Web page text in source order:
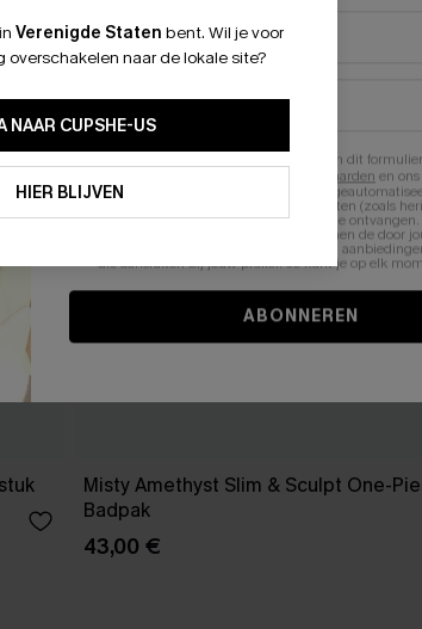
Misty Amethyst Slim & Sculpt One-
Badpak
43,00 €
Verenigde Staten bent. Wil je voor
overschakelen naar de lokale site?
NAAR CUPSHE-US
HIER BLIJVEN
Door je contactgegevens in te vullen en dit
Algemene Voorwaarden en ons
stemt er tevens mee in om herhaalde
en gepersonaliseerde marketingberichten (zoals
winkelwagen) en e-mails van Cupshe te
niet vereist voor een aankoop. We kunnen de door
informatie gebruiken om producten en
die aansluiten bij jouw profiel. Je kunt je op elk
ABONNEREN